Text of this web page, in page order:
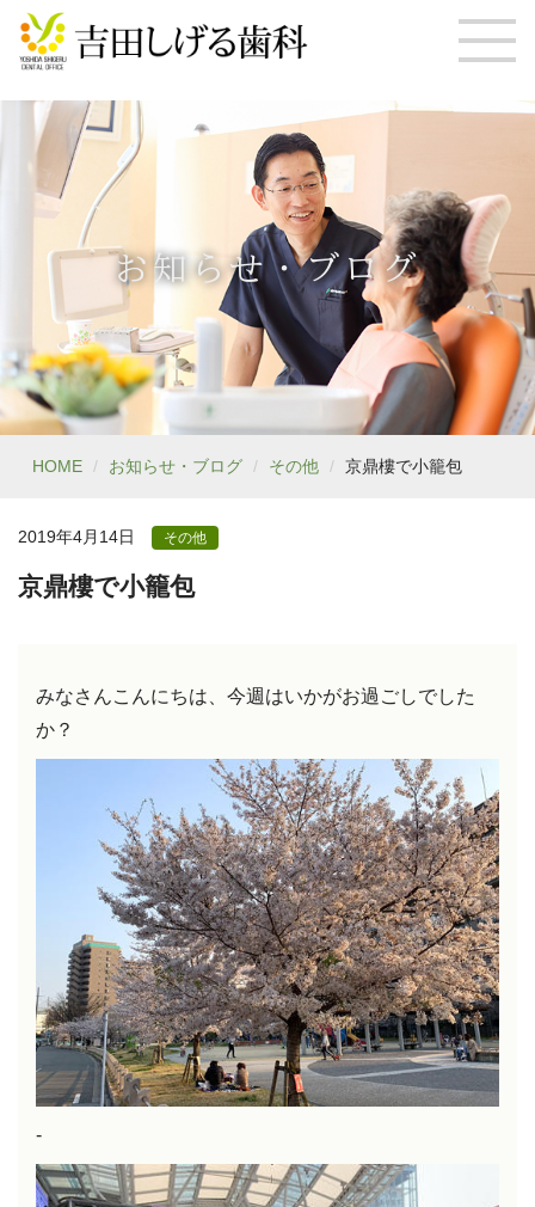
お知らせ・ブログ
HOME お知らせ・ブログ その他 京鼎樓で小籠包
2019年4月14日 その他
京鼎樓で小籠包
みなさんこんにちは、今週はいかがお過ごしでした
か？
-